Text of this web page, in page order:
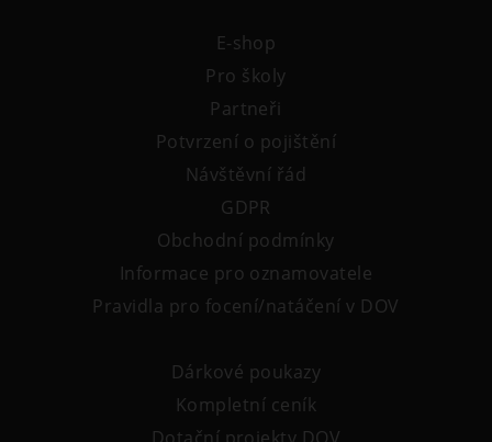
E-shop
Pro školy
Partneři
Potvrzení o pojištění
Návštěvní řád
GDPR
Obchodní podmínky
Informace pro oznamovatele
Pravidla pro focení/natáčení v DOV
Dárkové poukazy
Kompletní ceník